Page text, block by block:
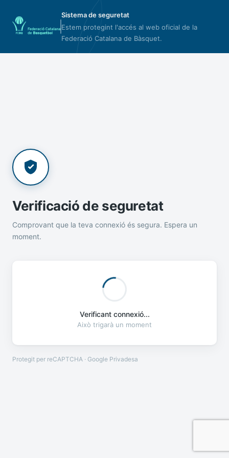
Sistema de seguretat
Estem protegint l'accés al web oficial de la
Federació Catalana de Bàsquet.
Verificació de seguretat
Comprovant que la teva connexió és segura. Espera un
moment.
Verificant connexió...
Això trigarà un moment
Protegit per reCAPTCHA · Google Privadesa